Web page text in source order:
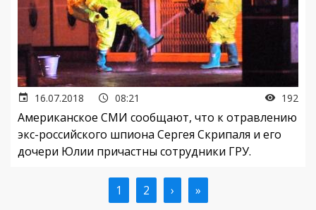
16.07.2018 08:21 192
Американское СМИ сообщают, что к отравлению
экс-российского шпиона Сергея Скрипаля и его
дочери Юлии причастны сотрудники ГРУ.
Текущая
страница
1 Страница
2 Следующая
страница
› Последняя
страница
»